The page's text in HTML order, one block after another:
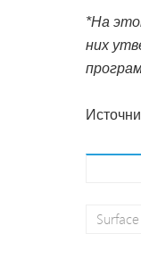
*На
них
Surface